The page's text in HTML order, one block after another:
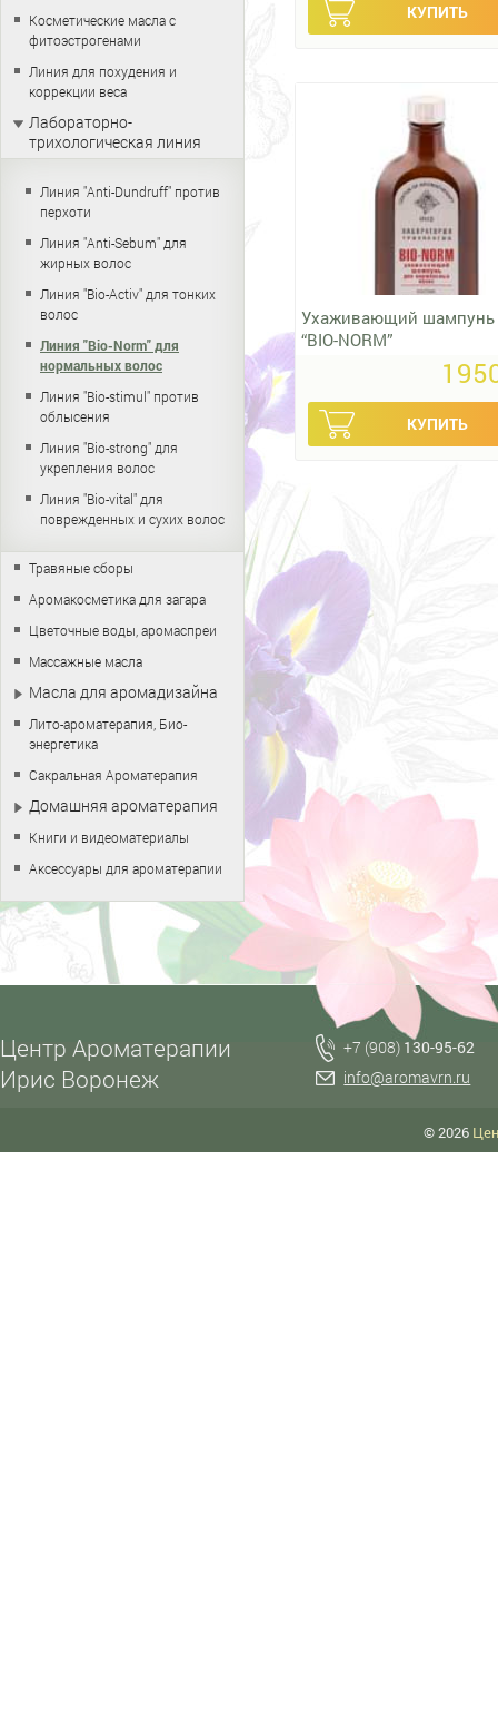
Ухаживающий шампунь
“BIO-NORM”
Косметические масла с
фитоэстрогенами
Линия для похудения и
коррекции веса
Лабораторно-
трихологическая линия
Линия "Anti-Dundruff" против
перхоти
Линия "Anti-Sebum" для
жирных волос
Линия "Bio-Activ" для тонких
волос
Линия "Bio-Norm" для
нормальных волос
Линия "Bio-stimul" против
облысения
Линия "Bio-strong" для
укрепления волос
Линия "Bio-vital" для
поврежденных и сухих волос
Травяные сборы
Аромакосметика для загара
Цветочные воды, аромаспреи
Массажные масла
Масла для аромадизайна
Лито-ароматерапия, Био-
энергетика
Сакральная Ароматерапия
Домашняя ароматерапия
Книги и видеоматериалы
Аксессуары для ароматерапии
Центр Ароматерапии
Ирис Воронеж
+7 (908) 130-95-62
info@aromavrn.ru
© 2026